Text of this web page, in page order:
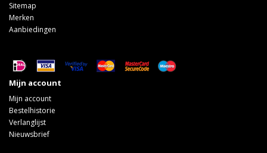
Sitemap
Merken
Aanbiedingen
Mijn account
Mijn account
Bestelhistorie
Verlanglijst
Nieuwsbrief